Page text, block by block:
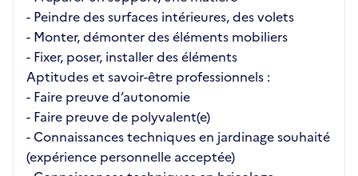
- Peindre des surfaces intérieures, des volets
- Monter, démonter des éléments mobiliers
- Fixer, poser, installer des éléments
Aptitudes et savoir-être professionnels :
- Faire preuve d’autonomie
- Faire preuve de polyvalent(e)
- Connaissances techniques en jardinage souhaité
(expérience personnelle acceptée)